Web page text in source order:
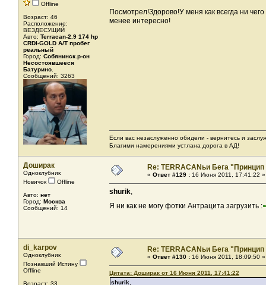
Offline
Возраст: 46
Расположение:
ВЕЗДЕСУЩИЙ
Авто: Terracan-2.9 174 hp
CRDI-GOLD A/T пробег
реальный
Город: Собянинск.р-он
Несостоявшееся
Батурино.
Сообщений: 3263
Посмотрел!Здорово!У меня как всегда ни чего
менее интересно!
Если вас незаслуженно обидели - вернитесь и
Благими намерениями устлана дорога в АД!
Доширак
Одноклубник
Новичок
Offline
Авто: нет
Город: Москва
Сообщений: 14
Re: TERRACANьи Бега
« Ответ #129 : 16 Июня 2011, 17:41:22 »
shurik,
Я ни как не могу фотки Антрацита загрузить :
di_karpov
Одноклубник
Познавший Истину
Offline
Re: TERRACANьи Бега
« Ответ #130 : 16 Июня 2011, 18:09:50 »
Цитата: Доширак от 16 Июня 2011, 17:41:22
shurik,